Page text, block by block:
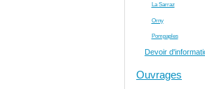
La Sarraz
Orny
Pompaples
Devoir
Ouvrages